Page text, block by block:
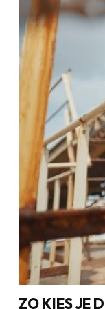
ZO KIES JE